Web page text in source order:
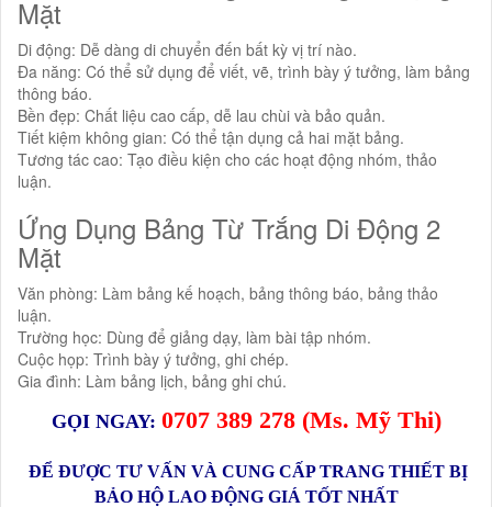
Mặt
Di động: Dễ dàng di chuyển đến bất kỳ vị trí nào.
Đa năng: Có thể sử dụng để viết, vẽ, trình bày ý tưởng, làm bảng
thông báo.
Bền đẹp: Chất liệu cao cấp, dễ lau chùi và bảo quản.
Tiết kiệm không gian: Có thể tận dụng cả hai mặt bảng.
Tương tác cao: Tạo điều kiện cho các hoạt động nhóm, thảo
luận.
Ứng Dụng Bảng Từ Trắng Di Động 2
Mặt
Văn phòng: Làm bảng kế hoạch, bảng thông báo, bảng thảo
luận.
Trường học: Dùng để giảng dạy, làm bài tập nhóm.
Cuộc họp: Trình bày ý tưởng, ghi chép.
Gia đình: Làm bảng lịch, bảng ghi chú.
GỌI NGAY: 0707 389 278(Ms. Mỹ Thi)
ĐỂ ĐƯỢC TƯ VẤN VÀ CUNG CẤP TRANG THIẾT BỊ
BẢO HỘ LAO ĐỘNG GIÁ TỐT NHẤT